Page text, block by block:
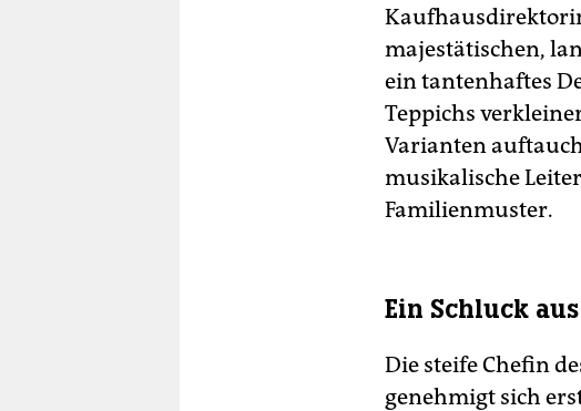
majestätischen,
ein tantenhaftes
Teppichs
Varianten
musikalische
Familienmuster.
Ein Schluck
Die steife Chefin
genehmigt sich